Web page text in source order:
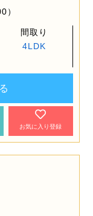
）
間取り
4LDK
お気に入り登録